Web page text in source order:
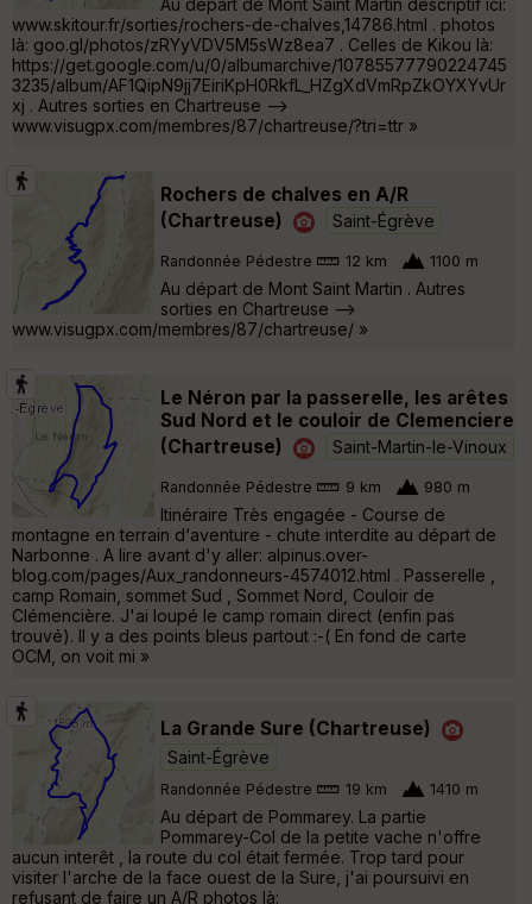
Au départ de Mont Saint Martin descriptif ici:
www.skitour.fr/sorties/rochers-de-chalves,14786.html . photos
là: goo.gl/photos/zRYyVDV5M5sWz8ea7 . Celles de Kikou là:
https://get.google.com/u/0/albumarchive/10785577790224745
3235/album/AF1QipN9jj7EiriKpH0RkfL_HZgXdVmRpZkOYXYvUr
xj . Autres sorties en Chartreuse -->
www.visugpx.com/membres/87/chartreuse/?tri=ttr »
Rochers de chalves en A/R
(Chartreuse)
Saint-Égrève
Randonnée Pédestre 12 km 1100 m
Au départ de Mont Saint Martin . Autres
sorties en Chartreuse -->
www.visugpx.com/membres/87/chartreuse/ »
Le Néron par la passerelle, les arêtes
Sud Nord et le couloir de Clemenciere
(Chartreuse)
Saint-Martin-le-Vinoux
Randonnée Pédestre 9 km 980 m
Itinéraire Très engagée - Course de
montagne en terrain d‘aventure - chute interdite au départ de
Narbonne . A lire avant d'y aller: alpinus.over-
blog.com/pages/Aux_randonneurs-4574012.html . Passerelle ,
camp Romain, sommet Sud , Sommet Nord, Couloir de
Clémencière. J'ai loupé le camp romain direct (enfin pas
trouvé). Il y a des points bleus partout :-( En fond de carte
OCM, on voit mi »
La Grande Sure (Chartreuse)
Saint-Égrève
Randonnée Pédestre 19 km 1410 m
Au départ de Pommarey. La partie
Pommarey-Col de la petite vache n'offre
aucun interêt , la route du col était fermée. Trop tard pour
visiter l'arche de la face ouest de la Sure, j'ai poursuivi en
refusant de faire un A/R photos là: